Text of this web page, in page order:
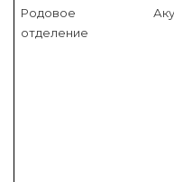
Родовое
отделение